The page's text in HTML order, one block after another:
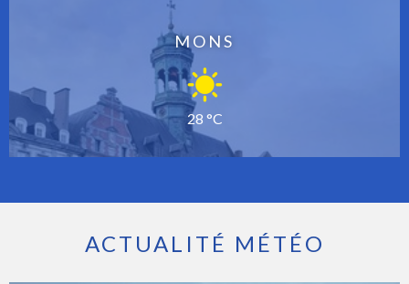
MONS
28 °C
ACTUALITÉ MÉTÉO